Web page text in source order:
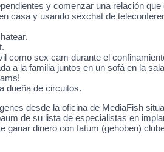
y comenzar una relación
casa y usando sexchat de
como sex cam durante el
a la familia juntos en un sofá en la
dueña de circuitos.
desde la oficina de MediaFish
de su lista de especialistas en
dinero con fatum (gehoben)